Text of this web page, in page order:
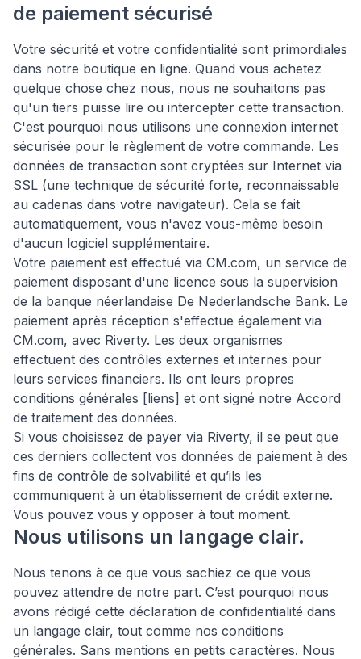
de paiement sécurisé
Votre sécurité et votre confidentialité sont primordiales
dans notre boutique en ligne. Quand vous achetez
quelque chose chez nous, nous ne souhaitons pas
qu'un tiers puisse lire ou intercepter cette transaction.
C'est pourquoi nous utilisons une connexion internet
sécurisée pour le règlement de votre commande. Les
données de transaction sont cryptées sur Internet via
SSL (une technique de sécurité forte, reconnaissable
au cadenas dans votre navigateur). Cela se fait
automatiquement, vous n'avez vous-même besoin
d'aucun logiciel supplémentaire.
Votre paiement est effectué via CM.com, un service de
paiement disposant d'une licence sous la supervision
de la banque néerlandaise De Nederlandsche Bank. Le
paiement après réception s'effectue également via
CM.com, avec Riverty. Les deux organismes
effectuent des contrôles externes et internes pour
leurs services financiers. Ils ont leurs propres
conditions générales [liens] et ont signé notre Accord
de traitement des données.
Si vous choisissez de payer via Riverty, il se peut que
ces derniers collectent vos données de paiement à des
fins de contrôle de solvabilité et qu’ils les
communiquent à un établissement de crédit externe.
Vous pouvez vous y opposer à tout moment.
Nous utilisons un langage clair.
Nous tenons à ce que vous sachiez ce que vous
pouvez attendre de notre part. C’est pourquoi nous
avons rédigé cette déclaration de confidentialité dans
un langage clair, tout comme nos conditions
générales. Sans mentions en petits caractères. Nous